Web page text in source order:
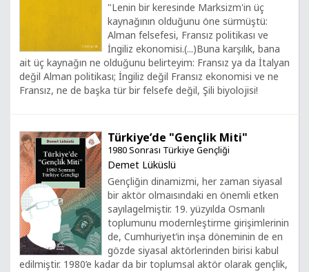
"Lenin bir keresinde Marksizm'in üç
kaynağının olduğunu öne sürmüştü:
Alman felsefesi, Fransız politikası ve
İngiliz ekonomisi.(...)Buna karşılık, bana
ait üç kaynağın ne olduğunu belirteyim: Fransız ya da İtalyan
değil Alman politikası; İngiliz değil Fransız ekonomisi ve ne
Fransız, ne de başka tür bir felsefe değil, Şili biyolojisi!
Türkiye’de "Gençlik Miti"
1980 Sonrası Türkiye Gençliği
Demet Lüküslü
Gençliğin dinamizmi, her zaman siyasal
bir aktör olmaısındaki en önemli etken
sayılagelmiştir. 19. yüzyılda Osmanlı
toplumunu modernleştirme girişimlerinin
de, Cumhuriyet’in inşa döneminin de en
gözde siyasal aktörlerinden birisi kabul
edilmiştir. 1980’e kadar da bir toplumsal aktör olarak gençlik,